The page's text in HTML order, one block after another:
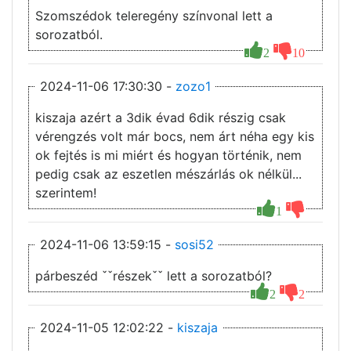
2 10
Szomszédok teleregény színvonal lett a
sorozatból.
2024-11-06 17:30:30 - zozo1
1
kiszaja azért a 3dik évad 6dik részig csak
vérengzés volt már bocs, nem árt néha egy kis
ok fejtés is mi miért és hogyan történik, nem
pedig csak az eszetlen mészárlás ok nélkül...
szerintem!
2024-11-06 13:59:15 - sosi52
2 2
párbeszéd ˇˇrészekˇˇ lett a sorozatból?
2024-11-05 12:02:22 - kiszaja